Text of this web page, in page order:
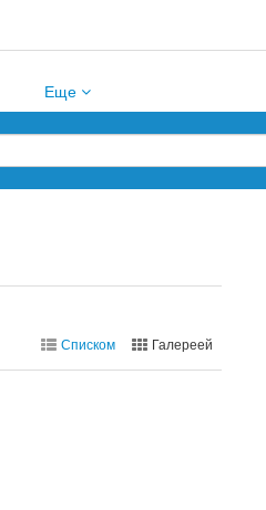
Еще
Списком Галереей